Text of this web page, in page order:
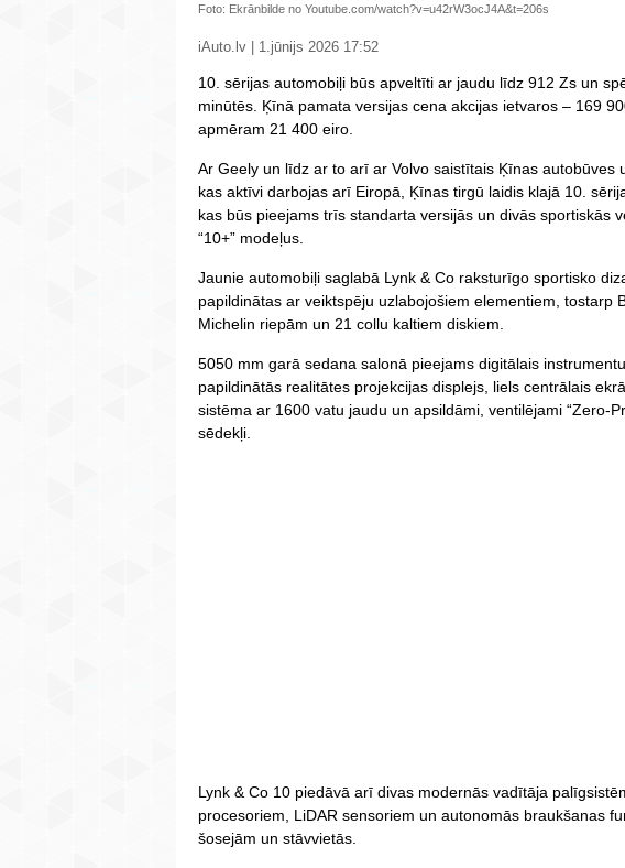
Foto: Ekrānbilde no Youtube.com/watch?v=u42rW3ocJ4A&t=206s
iAuto.lv | 1.jūnijs 2026 17:52
10. sērijas automobiļi būs apveltīti ar jaudu līdz 912 Zs un
minūtēs. Ķīnā pamata versijas cena akcijas ietvaros – 169
apmēram 21 400 eiro.
Ar Geely un līdz ar to arī ar Volvo saistītais Ķīnas autobūves
kas aktīvi darbojas arī Eiropā, Ķīnas tirgū laidis klajā 10.
kas būs pieejams trīs standarta versijās un divās sportiskās
“10+” modeļus.
Jaunie automobiļi saglabā Lynk & Co raksturīgo sportisko
papildinātas ar veiktspēju uzlabojošiem elementiem, tostarp
Michelin riepām un 21 collu kaltiem diskiem.
5050 mm garā sedana salonā pieejams digitālais
papildinātās realitātes projekcijas displejs, liels centrālais
sistēma ar 1600 vatu jaudu un apsildāmi, ventilējami “Zero-
sēdekļi.
Lynk & Co 10 piedāvā arī divas modernās vadītāja
procesoriem, LiDAR sensoriem un autonomās braukšanas
šosejām un stāvvietās.